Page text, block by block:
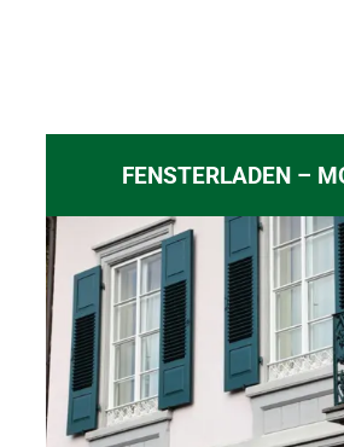
FENSTERLADEN –